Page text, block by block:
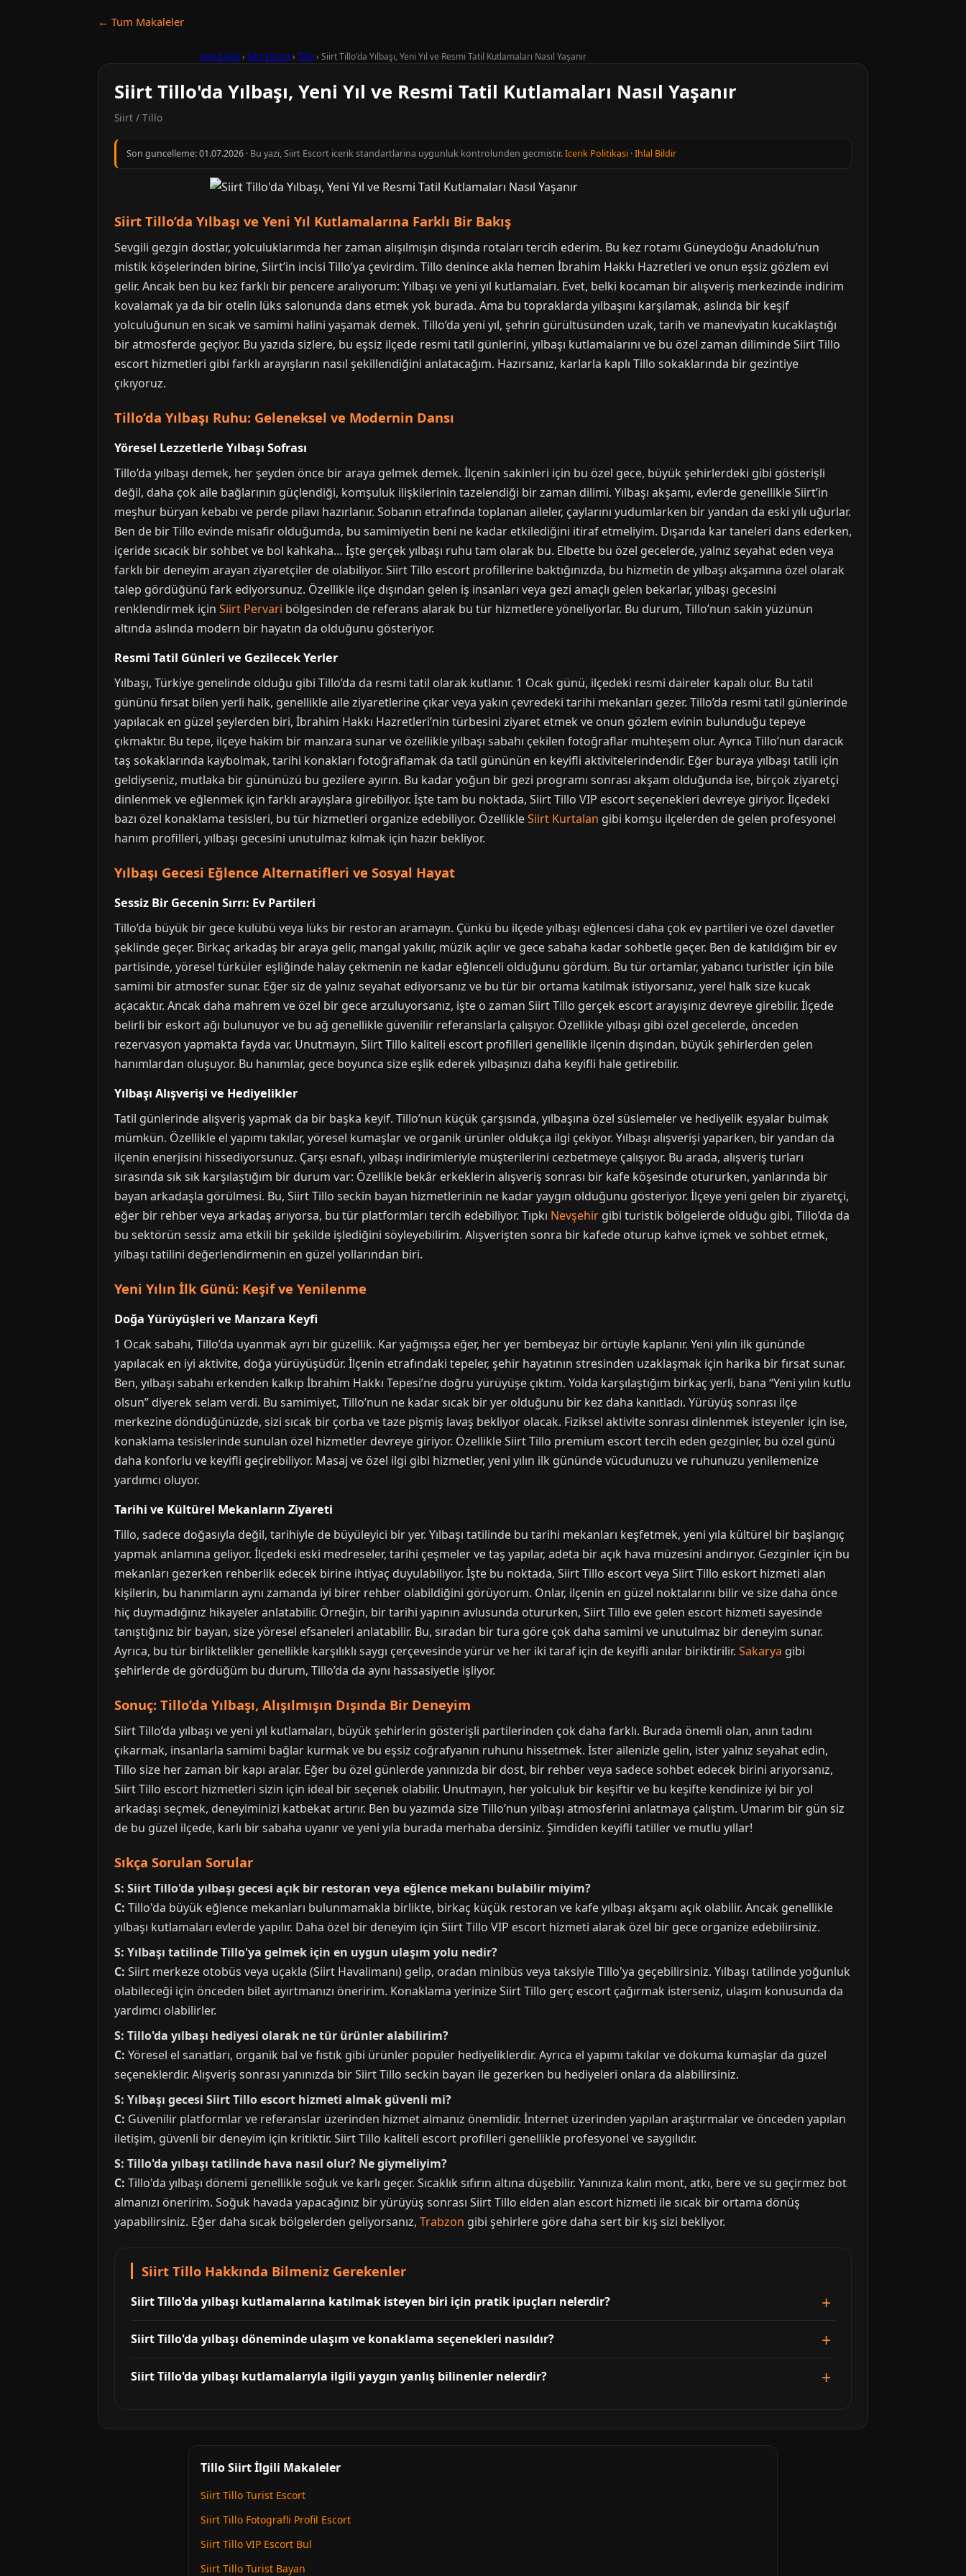
← Tum Makaleler
Ana Sayfa › Siirt Escort› Tillo› Siirt Tillo'da Yılbaşı, Yeni Yıl ve Resmi Tatil Kutlamaları Nasıl Yaşanır
Siirt Tillo'da Yılbaşı, Yeni Yıl ve Resmi Tatil Kutlamaları Nasıl Yaşanır
Siirt / Tillo
Son guncelleme:01.07.2026 · Bu yazi, Siirt Escort icerik standartlarina uygunluk kontrolunden gecmistir.Icerik Politikasi ·Ihlal Bildir
Siirt Tillo’da Yılbaşı ve Yeni Yıl Kutlamalarına Farklı Bir Bakış
Sevgili gezgin dostlar, yolculuklarımda her zaman alışılmışın dışında rotaları tercih ederim. Bu kez rotamı Güneydoğu Anadolu’nun
mistik köşelerinden birine, Siirt’in incisi Tillo’ya çevirdim. Tillo denince akla hemen İbrahim Hakkı Hazretleri ve onun eşsiz gözlem evi
gelir. Ancak ben bu kez farklı bir pencere aralıyorum: Yılbaşı ve yeni yıl kutlamaları. Evet, belki kocaman bir alışveriş merkezinde indirim
kovalamak ya da bir otelin lüks salonunda dans etmek yok burada. Ama bu topraklarda yılbaşını karşılamak, aslında bir keşif
yolculuğunun en sıcak ve samimi halini yaşamak demek. Tillo’da yeni yıl, şehrin gürültüsünden uzak, tarih ve maneviyatın kucaklaştığı
bir atmosferde geçiyor. Bu yazıda sizlere, bu eşsiz ilçede resmi tatil günlerini, yılbaşı kutlamalarını ve bu özel zaman diliminde Siirt Tillo
escort hizmetleri gibi farklı arayışların nasıl şekillendiğini anlatacağım. Hazırsanız, karlarla kaplı Tillo sokaklarında bir gezintiye
çıkıyoruz.
Tillo’da Yılbaşı Ruhu: Geleneksel ve Modernin Dansı
Yöresel Lezzetlerle Yılbaşı Sofrası
Tillo’da yılbaşı demek, her şeyden önce bir araya gelmek demek. İlçenin sakinleri için bu özel gece, büyük şehirlerdeki gibi gösterişli
değil, daha çok aile bağlarının güçlendiği, komşuluk ilişkilerinin tazelendiği bir zaman dilimi. Yılbaşı akşamı, evlerde genellikle Siirt’in
meşhur büryan kebabı ve perde pilavı hazırlanır. Sobanın etrafında toplanan aileler, çaylarını yudumlarken bir yandan da eski yılı uğurlar.
Ben de bir Tillo evinde misafir olduğumda, bu samimiyetin beni ne kadar etkilediğini itiraf etmeliyim. Dışarıda kar taneleri dans ederken,
içeride sıcacık bir sohbet ve bol kahkaha… İşte gerçek yılbaşı ruhu tam olarak bu. Elbette bu özel gecelerde, yalnız seyahat eden veya
farklı bir deneyim arayan ziyaretçiler de olabiliyor. Siirt Tillo escort profillerine baktığınızda, bu hizmetin de yılbaşı akşamına özel olarak
talep gördüğünü fark ediyorsunuz. Özellikle ilçe dışından gelen iş insanları veya gezi amaçlı gelen bekarlar, yılbaşı gecesini
renklendirmek için Siirt Pervari bölgesinden de referans alarak bu tür hizmetlere yöneliyorlar. Bu durum, Tillo’nun sakin yüzünün
altında aslında modern bir hayatın da olduğunu gösteriyor.
Resmi Tatil Günleri ve Gezilecek Yerler
Yılbaşı, Türkiye genelinde olduğu gibi Tillo’da da resmi tatil olarak kutlanır. 1 Ocak günü, ilçedeki resmi daireler kapalı olur. Bu tatil
gününü fırsat bilen yerli halk, genellikle aile ziyaretlerine çıkar veya yakın çevredeki tarihi mekanları gezer. Tillo’da resmi tatil günlerinde
yapılacak en güzel şeylerden biri, İbrahim Hakkı Hazretleri’nin türbesini ziyaret etmek ve onun gözlem evinin bulunduğu tepeye
çıkmaktır. Bu tepe, ilçeye hakim bir manzara sunar ve özellikle yılbaşı sabahı çekilen fotoğraflar muhteşem olur. Ayrıca Tillo’nun daracık
taş sokaklarında kaybolmak, tarihi konakları fotoğraflamak da tatil gününün en keyifli aktivitelerindendir. Eğer buraya yılbaşı tatili için
geldiyseniz, mutlaka bir gününüzü bu gezilere ayırın. Bu kadar yoğun bir gezi programı sonrası akşam olduğunda ise, birçok ziyaretçi
dinlenmek ve eğlenmek için farklı arayışlara girebiliyor. İşte tam bu noktada, Siirt Tillo VIP escort seçenekleri devreye giriyor. İlçedeki
bazı özel konaklama tesisleri, bu tür hizmetleri organize edebiliyor. ÖzellikleSiirt Kurtalan gibi komşu ilçelerden de gelen profesyonel
hanım profilleri, yılbaşı gecesini unutulmaz kılmak için hazır bekliyor.
Yılbaşı Gecesi Eğlence Alternatifleri ve Sosyal Hayat
Sessiz Bir Gecenin Sırrı: Ev Partileri
Tillo’da büyük bir gece kulübü veya lüks bir restoran aramayın. Çünkü bu ilçede yılbaşı eğlencesi daha çok ev partileri ve özel davetler
şeklinde geçer. Birkaç arkadaş bir araya gelir, mangal yakılır, müzik açılır ve gece sabaha kadar sohbetle geçer. Ben de katıldığım bir ev
partisinde, yöresel türküler eşliğinde halay çekmenin ne kadar eğlenceli olduğunu gördüm. Bu tür ortamlar, yabancı turistler için bile
samimi bir atmosfer sunar. Eğer siz de yalnız seyahat ediyorsanız ve bu tür bir ortama katılmak istiyorsanız, yerel halk size kucak
açacaktır. Ancak daha mahrem ve özel bir gece arzuluyorsanız, işte o zaman Siirt Tillo gerçek escort arayışınız devreye girebilir. İlçede
belirli bir eskort ağı bulunuyor ve bu ağ genellikle güvenilir referanslarla çalışıyor. Özellikle yılbaşı gibi özel gecelerde, önceden
rezervasyon yapmakta fayda var. Unutmayın, Siirt Tillo kaliteli escort profilleri genellikle ilçenin dışından, büyük şehirlerden gelen
hanımlardan oluşuyor. Bu hanımlar, gece boyunca size eşlik ederek yılbaşınızı daha keyifli hale getirebilir.
Yılbaşı Alışverişi ve Hediyelikler
Tatil günlerinde alışveriş yapmak da bir başka keyif. Tillo’nun küçük çarşısında, yılbaşına özel süslemeler ve hediyelik eşyalar bulmak
mümkün. Özellikle el yapımı takılar, yöresel kumaşlar ve organik ürünler oldukça ilgi çekiyor. Yılbaşı alışverişi yaparken, bir yandan da
ilçenin enerjisini hissediyorsunuz. Çarşı esnafı, yılbaşı indirimleriyle müşterilerini cezbetmeye çalışıyor. Bu arada, alışveriş turları
sırasında sık sık karşılaştığım bir durum var: Özellikle bekâr erkeklerin alışveriş sonrası bir kafe köşesinde otururken, yanlarında bir
bayan arkadaşla görülmesi. Bu, Siirt Tillo seckin bayan hizmetlerinin ne kadar yaygın olduğunu gösteriyor. İlçeye yeni gelen bir ziyaretçi,
eğer bir rehber veya arkadaş arıyorsa, bu tür platformları tercih edebiliyor. Tıpkı Nevşehir gibi turistik bölgelerde olduğu gibi, Tillo’da da
bu sektörün sessiz ama etkili bir şekilde işlediğini söyleyebilirim. Alışverişten sonra bir kafede oturup kahve içmek ve sohbet etmek,
yılbaşı tatilini değerlendirmenin en güzel yollarından biri.
Yeni Yılın İlk Günü: Keşif ve Yenilenme
Doğa Yürüyüşleri ve Manzara Keyfi
1 Ocak sabahı, Tillo’da uyanmak ayrı bir güzellik. Kar yağmışsa eğer, her yer bembeyaz bir örtüyle kaplanır. Yeni yılın ilk gününde
yapılacak en iyi aktivite, doğa yürüyüşüdür. İlçenin etrafındaki tepeler, şehir hayatının stresinden uzaklaşmak için harika bir fırsat sunar.
Ben, yılbaşı sabahı erkenden kalkıp İbrahim Hakkı Tepesi’ne doğru yürüyüşe çıktım. Yolda karşılaştığım birkaç yerli, bana “Yeni yılın kutlu
olsun” diyerek selam verdi. Bu samimiyet, Tillo’nun ne kadar sıcak bir yer olduğunu bir kez daha kanıtladı. Yürüyüş sonrası ilçe
merkezine döndüğünüzde, sizi sıcak bir çorba ve taze pişmiş lavaş bekliyor olacak. Fiziksel aktivite sonrası dinlenmek isteyenler için ise,
konaklama tesislerinde sunulan özel hizmetler devreye giriyor. Özellikle Siirt Tillo premium escort tercih eden gezginler, bu özel günü
daha konforlu ve keyifli geçirebiliyor. Masaj ve özel ilgi gibi hizmetler, yeni yılın ilk gününde vücudunuzu ve ruhunuzu yenilemenize
yardımcı oluyor.
Tarihi ve Kültürel Mekanların Ziyareti
Tillo, sadece doğasıyla değil, tarihiyle de büyüleyici bir yer. Yılbaşı tatilinde bu tarihi mekanları keşfetmek, yeni yıla kültürel bir başlangıç
yapmak anlamına geliyor. İlçedeki eski medreseler, tarihi çeşmeler ve taş yapılar, adeta bir açık hava müzesini andırıyor. Gezginler için bu
mekanları gezerken rehberlik edecek birine ihtiyaç duyulabiliyor. İşte bu noktada, Siirt Tillo escort veya Siirt Tillo eskort hizmeti alan
kişilerin, bu hanımların aynı zamanda iyi birer rehber olabildiğini görüyorum. Onlar, ilçenin en güzel noktalarını bilir ve size daha önce
hiç duymadığınız hikayeler anlatabilir. Örneğin, bir tarihi yapının avlusunda otururken, Siirt Tillo eve gelen escort hizmeti sayesinde
tanıştığınız bir bayan, size yöresel efsaneleri anlatabilir. Bu, sıradan bir tura göre çok daha samimi ve unutulmaz bir deneyim sunar.
Ayrıca, bu tür birliktelikler genellikle karşılıklı saygı çerçevesinde yürür ve her iki taraf için de keyifli anılar biriktirilir. Sakarya gibi
şehirlerde de gördüğüm bu durum, Tillo’da da aynı hassasiyetle işliyor.
Sonuç: Tillo’da Yılbaşı, Alışılmışın Dışında Bir Deneyim
Siirt Tillo’da yılbaşı ve yeni yıl kutlamaları, büyük şehirlerin gösterişli partilerinden çok daha farklı. Burada önemli olan, anın tadını
çıkarmak, insanlarla samimi bağlar kurmak ve bu eşsiz coğrafyanın ruhunu hissetmek. İster ailenizle gelin, ister yalnız seyahat edin,
Tillo size her zaman bir kapı aralar. Eğer bu özel günlerde yanınızda bir dost, bir rehber veya sadece sohbet edecek birini arıyorsanız,
Siirt Tillo escort hizmetleri sizin için ideal bir seçenek olabilir. Unutmayın, her yolculuk bir keşiftir ve bu keşifte kendinize iyi bir yol
arkadaşı seçmek, deneyiminizi katbekat artırır. Ben bu yazımda size Tillo’nun yılbaşı atmosferini anlatmaya çalıştım. Umarım bir gün siz
de bu güzel ilçede, karlı bir sabaha uyanır ve yeni yıla burada merhaba dersiniz. Şimdiden keyifli tatiller ve mutlu yıllar!
Sıkça Sorulan Sorular
S: Siirt Tillo'da yılbaşı gecesi açık bir restoran veya eğlence mekanı bulabilir miyim?
C: Tillo'da büyük eğlence mekanları bulunmamakla birlikte, birkaç küçük restoran ve kafe yılbaşı akşamı açık olabilir. Ancak genellikle
yılbaşı kutlamaları evlerde yapılır. Daha özel bir deneyim için Siirt Tillo VIP escort hizmeti alarak özel bir gece organize edebilirsiniz.
S: Yılbaşı tatilinde Tillo'ya gelmek için en uygun ulaşım yolu nedir?
C: Siirt merkeze otobüs veya uçakla (Siirt Havalimanı) gelip, oradan minibüs veya taksiyle Tillo'ya geçebilirsiniz. Yılbaşı tatilinde yoğunluk
olabileceği için önceden bilet ayırtmanızı öneririm. Konaklama yerinize Siirt Tillo gerç escort çağırmak isterseniz, ulaşım konusunda da
yardımcı olabilirler.
S: Tillo'da yılbaşı hediyesi olarak ne tür ürünler alabilirim?
C: Yöresel el sanatları, organik bal ve fıstık gibi ürünler popüler hediyeliklerdir. Ayrıca el yapımı takılar ve dokuma kumaşlar da güzel
seçeneklerdir. Alışveriş sonrası yanınızda bir Siirt Tillo seckin bayan ile gezerken bu hediyeleri onlara da alabilirsiniz.
S: Yılbaşı gecesi Siirt Tillo escort hizmeti almak güvenli mi?
C: Güvenilir platformlar ve referanslar üzerinden hizmet almanız önemlidir. İnternet üzerinden yapılan araştırmalar ve önceden yapılan
iletişim, güvenli bir deneyim için kritiktir. Siirt Tillo kaliteli escort profilleri genellikle profesyonel ve saygılıdır.
S: Tillo'da yılbaşı tatilinde hava nasıl olur? Ne giymeliyim?
C: Tillo'da yılbaşı dönemi genellikle soğuk ve karlı geçer. Sıcaklık sıfırın altına düşebilir. Yanınıza kalın mont, atkı, bere ve su geçirmez bot
almanızı öneririm. Soğuk havada yapacağınız bir yürüyüş sonrası Siirt Tillo elden alan escort hizmeti ile sıcak bir ortama dönüş
yapabilirsiniz. Eğer daha sıcak bölgelerden geliyorsanız, Trabzon gibi şehirlere göre daha sert bir kış sizi bekliyor.
Siirt Tillo Hakkında Bilmeniz Gerekenler
Siirt Tillo'da yılbaşı kutlamalarına katılmak isteyen biri için pratik ipuçları nelerdir?
Siirt Tillo'da yılbaşı döneminde ulaşım ve konaklama seçenekleri nasıldır?
Siirt Tillo'da yılbaşı kutlamalarıyla ilgili yaygın yanlış bilinenler nelerdir?
Tillo Siirt İlgili Makaleler
Siirt Tillo Turist Escort
Siirt Tillo Fotografli Profil Escort
Siirt Tillo VIP Escort Bul
Siirt Tillo Turist Bayan